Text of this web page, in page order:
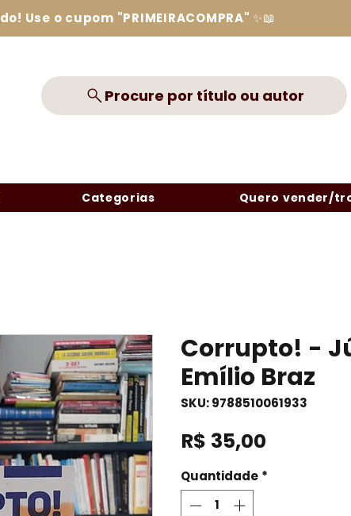
Use o cupom "PRIMEIRACOMPRA" ✨📖
Procure por título ou autor
Categorias Quero vender/
Corrupto! -
Emílio Braz
SKU: 9788510061933
R$ 35,00
Quantidade *